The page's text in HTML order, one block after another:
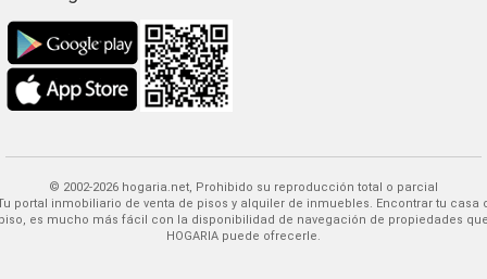
© 2002-2026 hogaria.net, Prohibido su reproducción total o parcial
Encontrar tu casa o
es mucho más fácil con la disponibilidad de navegación de propiedades
HOGARIA puede ofrecerle.